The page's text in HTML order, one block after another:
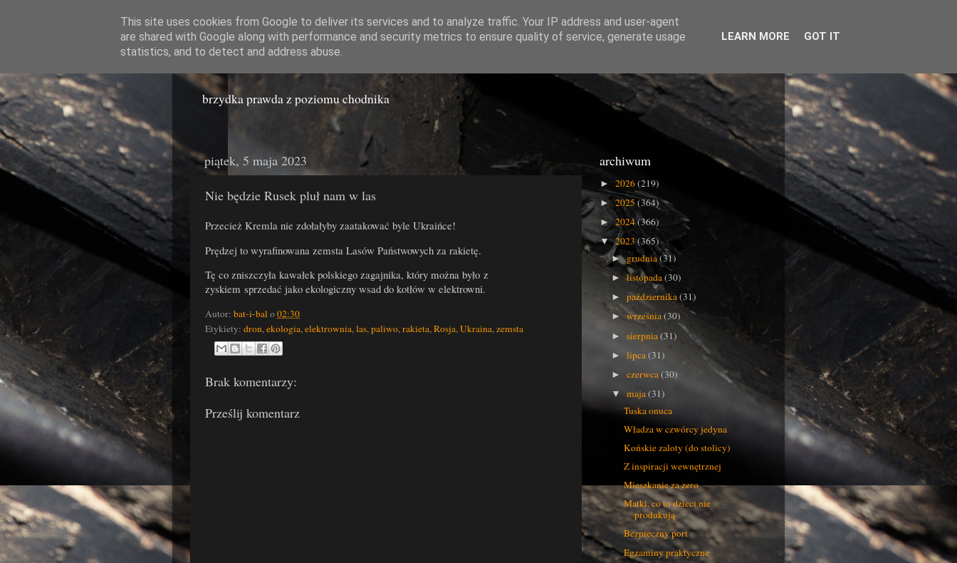
Miasto Gówna
brzydka prawda z poziomu chodnika
piątek, 5 maja 2023
Nie będzie Rusek pluł nam w las
Przecież Kremla nie zdołałyby zaatakować byle Ukraińce!
Prędzej to wyrafinowana zemsta Lasów Państwowych za rakietę.
Tę co zniszczyła kawałek polskiego zagajnika, który można było z
zyskiem sprzedać jako ekologiczny wsad do kotłów w elektrowni.
Autor: bat-i-balo02:30
Etykiety: dron,ekologia,elektrownia,las,paliwo,rakieta,Rosja,Ukraina,zemsta
Brak komentarzy:
Prześlij komentarz
archiwum
► 2026(219)
►2025(364)
► 2024(366)
▼2023(365)
►grudnia(31)
►listopada(30)
►października(31)
►września(30)
►sierpnia(31)
►lipca(31)
►czerwca(30)
▼maja(31)
Tuska onuca
Władza w czwórcy jedyna
Końskie zaloty (do stolicy)
Z inspiracji wewnętrznej
Mieszkanie za zero
Matki, co to dzieci nie
produkują
Bezpieczny port
Egzaminy praktyczne
This site uses cookies from Google to deliver its services and to analyze traffic. Your IP address and user-agent
are shared with Google along with performance and security metrics to ensure quality of service, generate usage
statistics, and to detect and address abuse.
LEARN MORE GOT IT